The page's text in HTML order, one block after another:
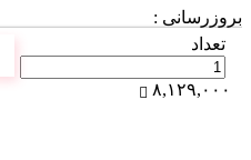
بروزرسانی :
تعداد
۸,۱۲۹,۰۰۰